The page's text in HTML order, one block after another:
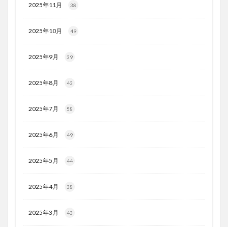
2025年11月 38
2025年10月 49
2025年9月 39
2025年8月 43
2025年7月 58
2025年6月 49
2025年5月 44
2025年4月 38
2025年3月 43